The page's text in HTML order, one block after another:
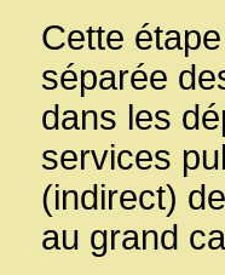
Cette
séparée
dans les
services
(indirect)
au grand